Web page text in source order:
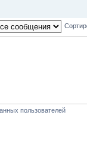
пользователей